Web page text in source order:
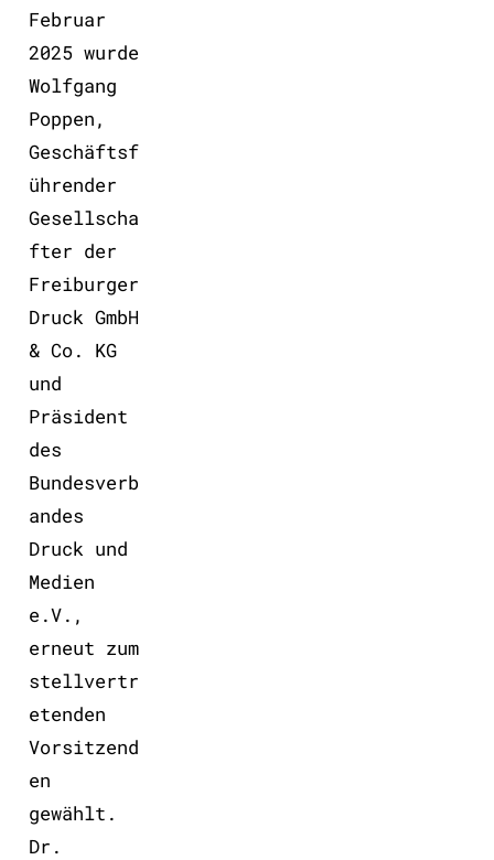
Februar
2025 wurde
Wolfgang
Poppen,
Geschäftsf
ührender
Gesellscha
fter der
Freiburger
Druck GmbH
& Co. KG
und
Präsident
des
Bundesverb
andes
Druck und
Medien
e.V.,
erneut zum
stellvertr
etenden
Vorsitzend
en
gewählt.
Dr.